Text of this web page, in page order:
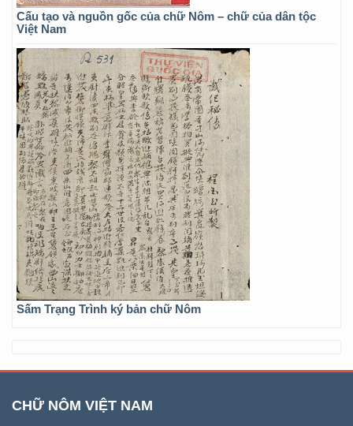
Cấu tạo và nguồn gốc của chữ Nôm – chữ của dân tộc
Việt Nam
Sấm Trạng Trình ký bản chữ Nôm
CHỮ NÔM VIỆT NAM